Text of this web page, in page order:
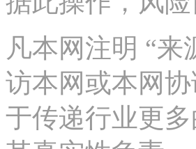
凡本网注明 “
访本网或本网
于传递行业更